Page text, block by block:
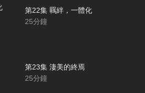
第22集 羈絆，一體化
25分鐘
第23集 淒美的終焉
25分鐘